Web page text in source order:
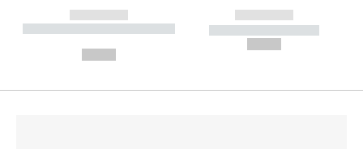
------------
----------- ----------- --------
------------
----------- -----------